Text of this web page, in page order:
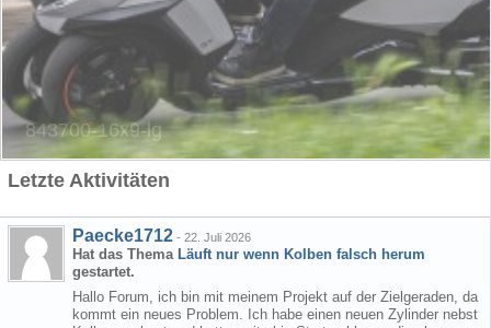
Letzte Aktivitäten
Paecke1712 - 22. Juli 2026
Hat das Thema Läuft nur wenn Kolben falsch herum
gestartet.
Hallo Forum, ich bin mit meinem Projekt auf der Zielgeraden, da
kommt ein neues Problem. Ich habe einen neuen Zylinder nebst